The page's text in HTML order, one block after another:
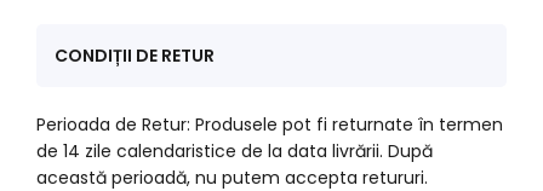
CONDIȚII DE RETUR
Perioada de Retur: Produsele pot fi returnate în termen
de 14 zile calendaristice de la data livrării. După
această perioadă, nu putem accepta retururi.